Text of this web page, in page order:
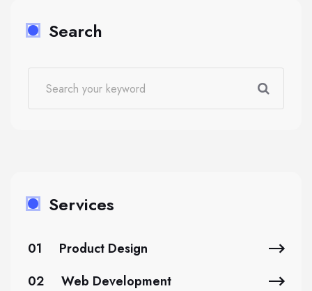
Search
Services
01
Product Design
02
Web Development